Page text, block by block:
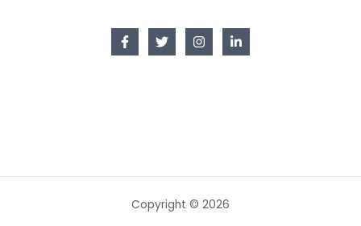
Copyright © 2026